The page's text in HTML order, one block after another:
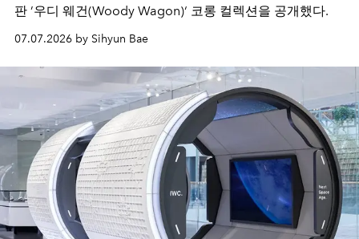
판 ’우디 웨건(Woody Wagon)‘ 코롱 컬렉션을 공개했다.
07.07.2026 by Sihyun Bae